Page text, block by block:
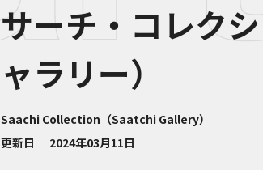
サーチ・コレク
ャラリー）
Saachi Collection（Saatchi Gallery）
更新日
2024年03月11日